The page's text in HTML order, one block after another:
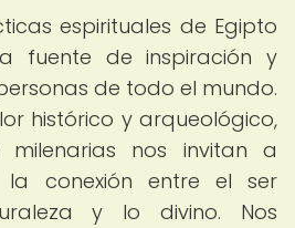
espirituales de Egipto
fuente de inspiración y
de todo el mundo.
histórico y arqueológico,
milenarias nos invitan a
la conexión entre el ser
y lo divino. Nos